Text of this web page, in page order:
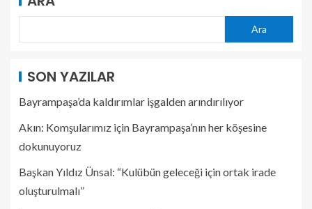
Ara
SON YAZILAR
Bayrampaşa’da kaldırımlar işgalden arındırılıyor
Akın: Komşularımız için Bayrampaşa’nın her köşesine
dokunuyoruz
Başkan Yıldız Ünsal: “Kulübün geleceği için ortak irade
oluşturulmalı”